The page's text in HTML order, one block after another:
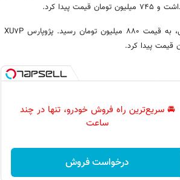
🚘 سریع‌ترین راه فروش خودرو، تنها در چند
ساعت
درخواست فروش